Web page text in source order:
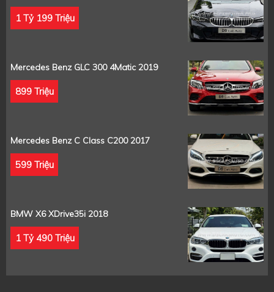
1 Tỷ 199 Triệu
Mercedes Benz GLC 300 4Matic 2019
899 Triệu
Mercedes Benz C Class C200 2017
599 Triệu
BMW X6 XDrive35i 2018
1 Tỷ 490 Triệu